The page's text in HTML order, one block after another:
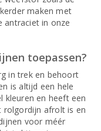
maken met
antraciet in onze
toepassen?
in trek en behoort
is altijd een hele
kleuren en heeft een
rolgordijn afrolt is en
voor méér